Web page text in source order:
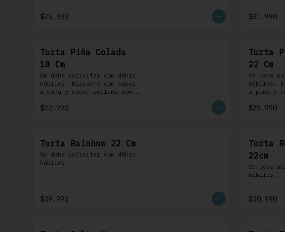
chocolate. 100% chocolate.
$25.990
chocolate.
$31.990
Torta Piña Colada
18 Cm
Se debe solicitar con 48hrs
hábiles. Bizcocho con sabor
a piña y coco, rellena con
y coco, cubierta con
$22.990
Torta
22 Cm
Se debe
hábiles.
a piña y
y coco,
$29.990
Torta Rainbow 22 Cm
Se debe solicitar con 48hrs
hábiles.
$39.990
Torta
22cm
Se debe
hábiles.
$30.990